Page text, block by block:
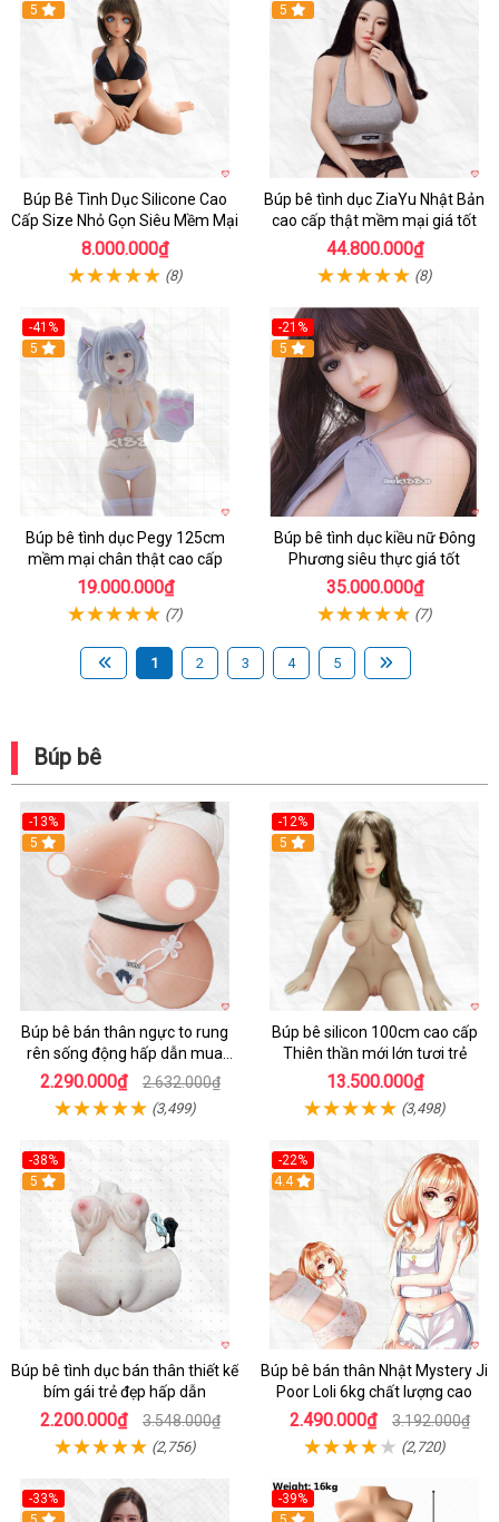
Hot
5
Búp Bê Tình Dục Silicone Cao
Cấp Size Nhỏ Gọn Siêu Mềm Mại
8.000.000₫
(8)
Hot
5
Búp bê tình dục ZiaYu Nhật Bản
cao cấp thật mềm mại giá tốt
44.800.000₫
(8)
-41%
Hot
5
Búp bê tình dục Pegy 125cm
mềm mại chân thật cao cấp
19.000.000₫
(7)
-21%
Hot
5
Búp bê tình dục kiều nữ Đông
Phương siêu thực giá tốt
35.000.000₫
(7)
1 2 3 4 5
Búp bê
-13%
Hot
5
Búp bê bán thân ngực to rung
rên sống động hấp dẫn mua
ngay
2.290.000₫ 2.632.000₫
(3,499)
-12%
5
Búp bê silicon 100cm cao cấp
Thiên thần mới lớn tươi trẻ
13.500.000₫
(3,498)
-38%
Hot
5
Búp bê tình dục bán thân thiết kế
bím gái trẻ đẹp hấp dẫn
2.200.000₫ 3.548.000₫
(2,756)
-22%
Hot
4.4
Búp bê bán thân Nhật Mystery Ji
Poor Loli 6kg chất lượng cao
2.490.000₫ 3.192.000₫
(2,720)
-33%
-39%